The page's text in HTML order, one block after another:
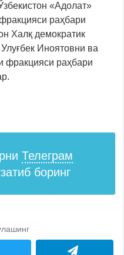
«Адолат»
раҳбари
Халқ демократик
Иноятовни ва
фракцияси раҳбари
Телеграм
боринг